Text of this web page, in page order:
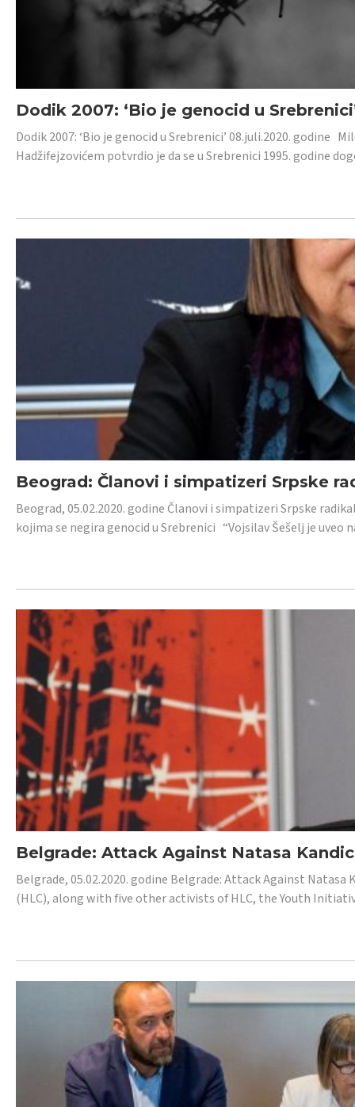
Dodik 2007: ‘Bio je genocid u
Dodik 2007: ‘Bio je genocid u Srebrenici’ 08.juli.2020. godine
Hadžifejzovićem potvrdio je da se u Srebrenici 1995. godine
Beograd: Članovi i simpatizeri Srpske
Beograd, 05.02.2020. godine Članovi i simpatizeri Srpske
kojima se negira genocid u Srebrenici “Vojsilav Šešelj je uveo
Belgrade: Attack Against Natasa
Belgrade, 05.02.2020. godine Belgrade: Attack Against
(HLC), along with five other activists of HLC, the Youth